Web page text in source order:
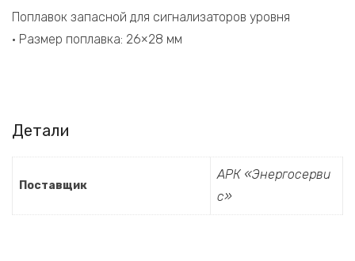
Поплавок запасной для сигнализаторов уровня
• Размер поплавка: 26×28 мм
Детали
Поставщик
АРК «Энергосерви
с»